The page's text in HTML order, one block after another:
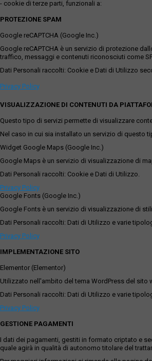
- cookie di terze parti, funzionali a:
PROTEZIONE SPAM
Google reCAPTCHA (Google Inc.)
Google reCAPTCHA è un servizio di protezione
traffico, messaggi e contenuti riconosciuti come
Dati Personali raccolti: Cookie e Dati di Utilizzo
Privacy Policy
VISUALIZZAZIONE DI CONTENUTI DA
Questo tipo di servizi permette di visualizzare
Nel caso in cui sia installato un servizio di questo
Widget Google Maps (Google Inc.)
Google Maps è un servizio di visualizzazione di
Dati Personali raccolti: Cookie e Dati di Utilizzo.
Privacy Policy
Google Fonts (Google Inc.)
Google Fonts è un servizio di visualizzazione di
Dati Personali raccolti: Dati di Utilizzo e varie
Privacy Policy
IMPLEMENTAZIONE SITO
Elementor (Elementor)
Utilizzato nell'ambito del tema WordPress del
Dati Personali raccolti: Dati di Utilizzo e varie
Privacy Policy
GESTIONE PAGAMENTI
I dati dei pagamenti, gestiti in formato criptato e
quale agirà in qualità di autonomo titolare del